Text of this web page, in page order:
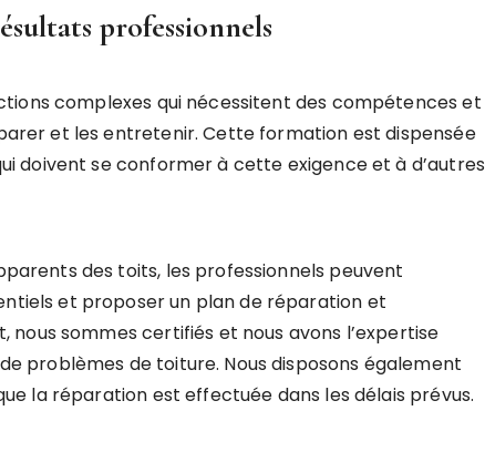
professionnels
complexes qui nécessitent des compétences et
et les entretenir. Cette formation est dispensée
doivent se conformer à cette exigence et à d’autres
des toits, les professionnels peuvent
et proposer un plan de réparation et
nous sommes certifiés et nous avons l’expertise
problèmes de toiture. Nous disposons également
la réparation est effectuée dans les délais prévus.